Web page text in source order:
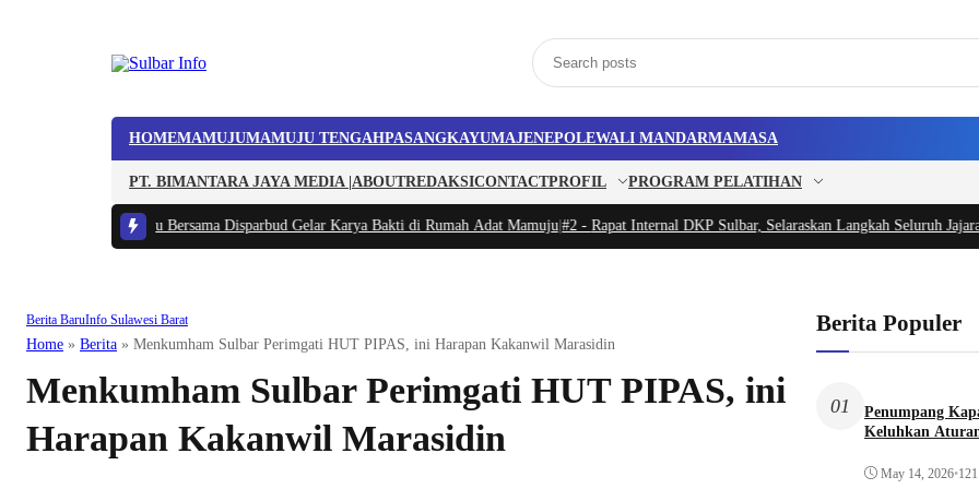
HOMEMAMUJUMAMUJU TENGAHPASANGKAYUMAJENEPOLEWALI MANDARMAMASA
PT. BIMANTARA JAYA MEDIA | ABOUTREDAKSICONTACTPROFIL PROGRAM PELATIHAN
1418/Mamuju Bersama Disparbud Gelar Karya Bakti di Rumah Adat Mamuju|#2 -Rapat Internal DKP Sulbar, Selaraskan Langkah Seluruh Jajaran
Berita BaruInfo Sulawesi Barat
Home » Berita » Menkumham Sulbar Perimgati HUT PIPAS, ini Harapan Kakanwil Marasidin
Menkumham Sulbar Perimgati HUT PIPAS, ini
Harapan Kakanwil Marasidin
Berita Populer
01
Penumpang
Keluhkan
May 14, 2026•